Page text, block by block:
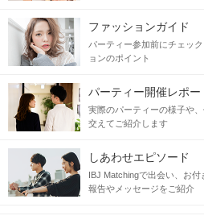
ファッションガイド
パーティー参加前にチェッ
ョンのポイント
パーティー開催レポー
実際のパーティーの様子や
交えてご紹介します
しあわせエピソード
IBJ Matchingで出会い、お
報告やメッセージをご紹介